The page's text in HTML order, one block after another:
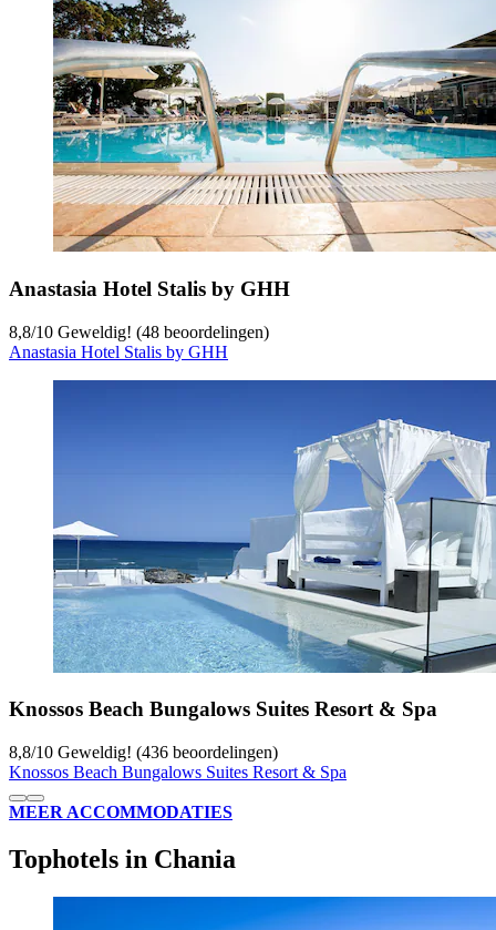
Anastasia Hotel Stalis by GHH
8,8/10 Geweldig! (48 beoordelingen)
Anastasia Hotel Stalis by GHH
Knossos Beach Bungalows Suites Resort & Spa
8,8/10 Geweldig! (436 beoordelingen)
Knossos Beach Bungalows Suites Resort & Spa
MEER ACCOMMODATIES
Tophotels in Chania